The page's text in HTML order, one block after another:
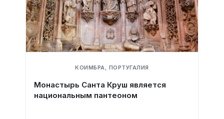
КОИМБРА, ПОРТУГАЛИЯ
Монастырь Санта Круш является
национальным пантеоном